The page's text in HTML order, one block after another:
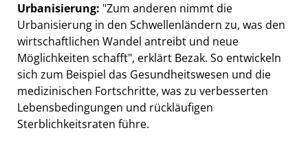
Urbanisierung: "Zum anderen nimmt die
Urbanisierung in den Schwellenländern zu, was den
wirtschaftlichen Wandel antreibt und neue
Möglichkeiten schafft", erklärt Bezak. So entwickeln
sich zum Beispiel das Gesundheitswesen und die
medizinischen Fortschritte, was zu verbesserten
Lebensbedingungen und rückläufigen
Sterblichkeitsraten führe.